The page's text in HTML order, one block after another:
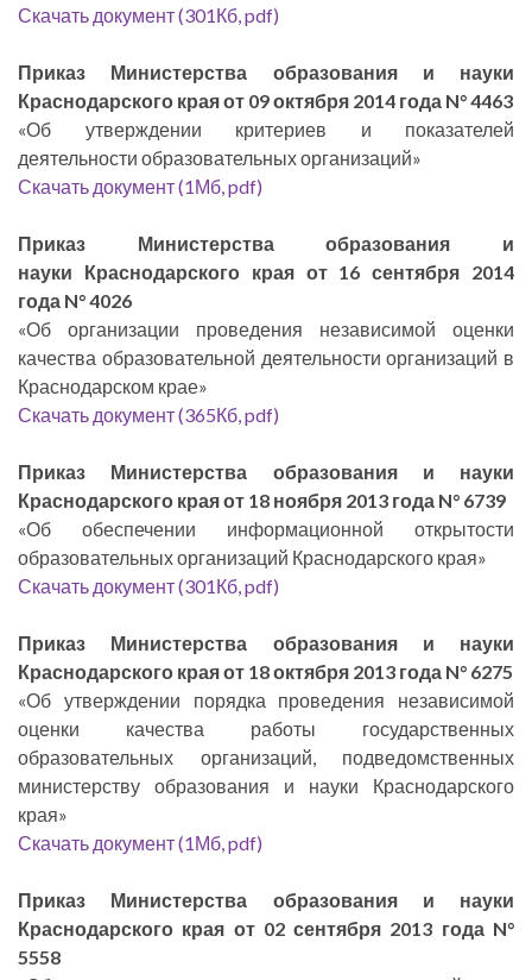
Скачать документ (301Кб, pdf)
Приказ Министерства образования и науки
Краснодарского края от 09 октября 2014 года N° 4463
«Об утверждении критериев и показателей
деятельности образовательных организаций»
Скачать документ (1Мб, pdf)
Приказ Министерства образования и
науки Краснодарского края от 16 сентября 2014
года N° 4026
«Об организации проведения независимой оценки
качества образовательной деятельности организаций в
Краснодарском крае»
Скачать документ (365Кб, pdf)
Приказ Министерства образования и науки
Краснодарского края от 18 ноября 2013 года N° 6739
«Об обеспечении информационной открытости
образовательных организаций Краснодарского края»
Скачать документ (301Кб, pdf)
Приказ Министерства образования и науки
Краснодарского края от 18 октября 2013 года N° 6275
«Об утверждении порядка проведения независимой
оценки качества работы государственных
образовательных организаций, подведомственных
министерству образования и науки Краснодарского
края»
Скачать документ (1Мб, pdf)
Приказ Министерства образования и науки
Краснодарского края от 02 сентября 2013 года N°
5558